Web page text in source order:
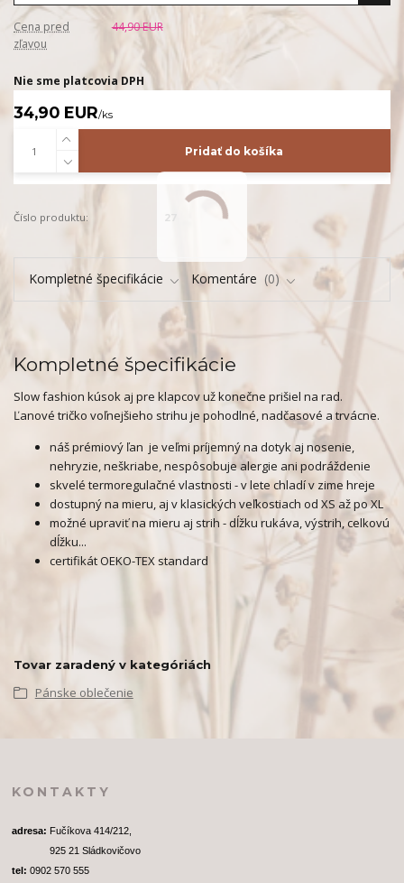
Cena pred
zľavou
44,90 EUR
Nie sme platcovia DPH
34,90 EUR/ks
Pridať do košíka
Číslo produktu: 27
Kompletné špecifikácie Komentáre 0
Kompletné špecifikácie
Slow fashion kúsok aj pre klapcov už konečne prišiel na rad.
Ľanové tričko voľnejšieho strihu je pohodlné, nadčasové a trvácne.
náš prémiový ľan je veľmi príjemný na dotyk aj nosenie,
nehryzie, neškriabe, nespôsobuje alergie ani podráždenie
skvelé termoregulačné vlastnosti - v lete chladí v zime hreje
dostupný na mieru, aj v klasických veľkostiach od XS až po XL
možné upraviť na mieru aj strih - dĺžku rukáva, výstrih, celkovú
dĺžku...
certifikát OEKO-TEX standard
Tovar zaradený v kategóriách
Pánske oblečenie
KONTAKTY
adresa: Fučíkova 414/212,
              925 21 Sládkovičovo
tel: 0902 570 555